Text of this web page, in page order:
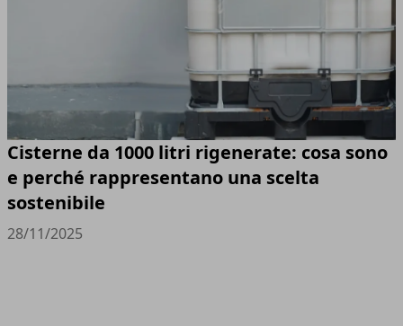
Cisterne da 1000 litri rigenerate: cosa sono
e perché rappresentano una scelta
sostenibile
28/11/2025